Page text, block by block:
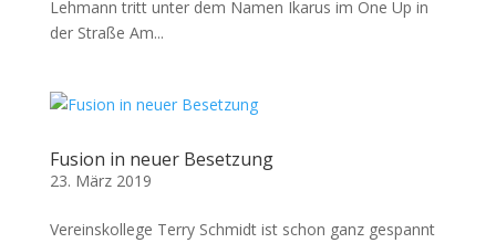
Lehmann tritt unter dem Namen Ikarus im One Up in
der Straße Am...
Fusion in neuer Besetzung
23. März 2019
Vereinskollege Terry Schmidt ist schon ganz gespannt